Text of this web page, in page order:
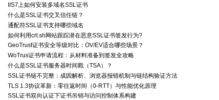
IIS7上如何安装多域名SSL证书
什么是SSL证书交叉信任链？
通配符SSL证书支持哪些域名
如何利用crt.sh网站跟踪潜在恶意SSL证书签发行为?
GeoTrust证书安全等级对比：OV/EV适合哪些场景？
WoTrus证书申请流程：从材料准备到签发全攻略
什么是SSL证书服务器时间戳（TSA）？
SSL证书链不完整：成因解析、浏览器报错机制与链结构验证方法
TLS 1.3协议革新：零往返时间（0-RTT）与性能优化原理
SSL证书双向认证下证书吊销与访问控制体系构建